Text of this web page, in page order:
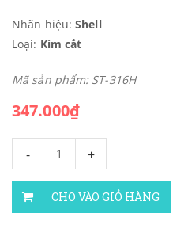
Nhãn hiệu: Shell
Loại: Kìm cắt
Mã sản phẩm: ST-316H
347.000₫
- +
CHO VÀO GIỎ HÀNG